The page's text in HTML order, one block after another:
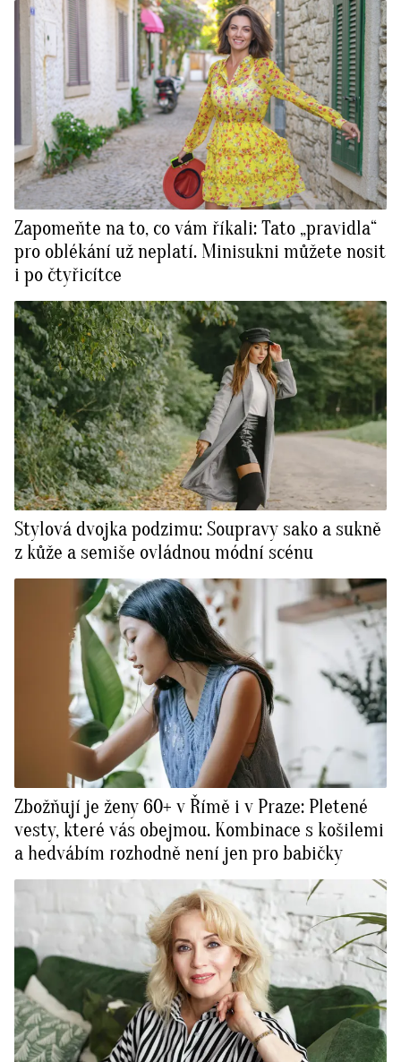
Zapomeňte na to, co vám říkali: Tato „pravidla“
pro oblékání už neplatí. Minisukni můžete nosit
i po čtyřicítce
Stylová dvojka podzimu: Soupravy sako a sukně
z kůže a semiše ovládnou módní scénu
Zbožňují je ženy 60+ v Římě i v Praze: Pletené
vesty, které vás obejmou. Kombinace s košilemi
a hedvábím rozhodně není jen pro babičky